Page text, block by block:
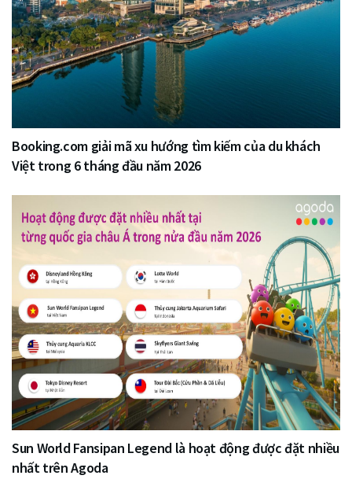
Booking.com giải mã xu hướng tìm kiếm của du khách
Việt trong 6 tháng đầu năm 2026
Sun World Fansipan Legend là hoạt động được đặt nhiều
nhất trên Agoda